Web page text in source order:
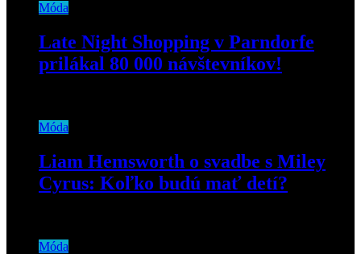
Móda
Late Night Shopping v Parndorfe
prilákal 80 000 návštevníkov!
Móda
Liam Hemsworth o svadbe s Miley
Cyrus: Koľko budú mať detí?
Móda